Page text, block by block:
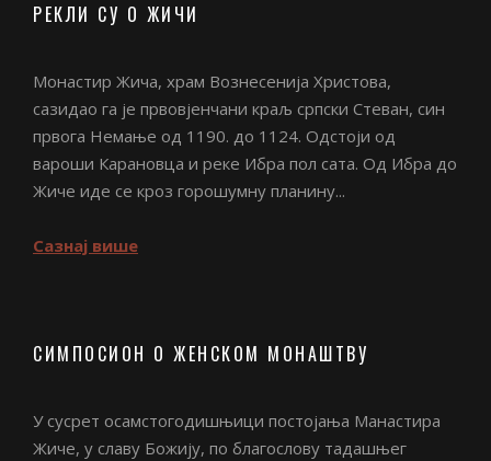
РЕКЛИ СУ О ЖИЧИ
Монастир Жича, храм Вознесенија Христова,
сазидао га је првовјенчани краљ српски Стеван, син
првога Немање од 1190. до 1124. Одстоји од
вароши Карановца и реке Ибра пол сата. Од Ибра до
Жиче иде се кроз горошумну планину...
Сазнај више
СИМПОСИОН О ЖЕНСКОМ МОНАШТВУ
У сусрет осамстогодишњици постојања Манастира
Жиче, у славу Божију, по благослову тадашњег